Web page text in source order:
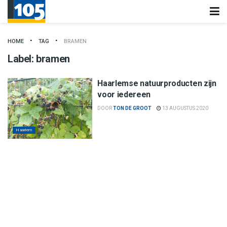
HOME TAG BRAMEN
Label: bramen
Haarlem
Haarlemse natuurproducten zijn
voor iedereen
DOORTON DE GROOT 13 AUGUSTUS 2020